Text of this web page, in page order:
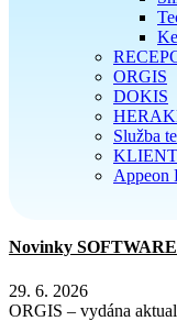
ORGIS
DOKIS
Služba
Appeon
Novinky SOFTWARE
29. 6. 2026
ORGIS – vydána